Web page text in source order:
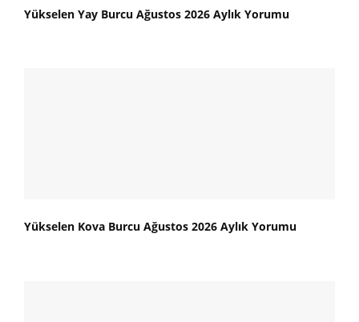
Yükselen Yay Burcu Ağustos 2026 Aylık Yorumu
Yükselen Kova Burcu Ağustos 2026 Aylık Yorumu